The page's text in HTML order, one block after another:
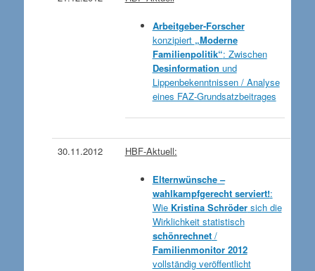
Arbeitgeber-Forscher
konzipiert „Moderne
Familienpolitik“: Zwischen
Desinformation und
Lippenbekenntnissen / Analyse
eines FAZ-Grundsatzbeitrages
30.11.2012 HBF-Aktuell:
Elternwünsche–
wahlkampfgerecht serviert!:
Wie Kristina Schrödersich die
Wirklichkeit statistisch
schönrechnet/
Familienmonitor 2012
vollständig veröffentlicht